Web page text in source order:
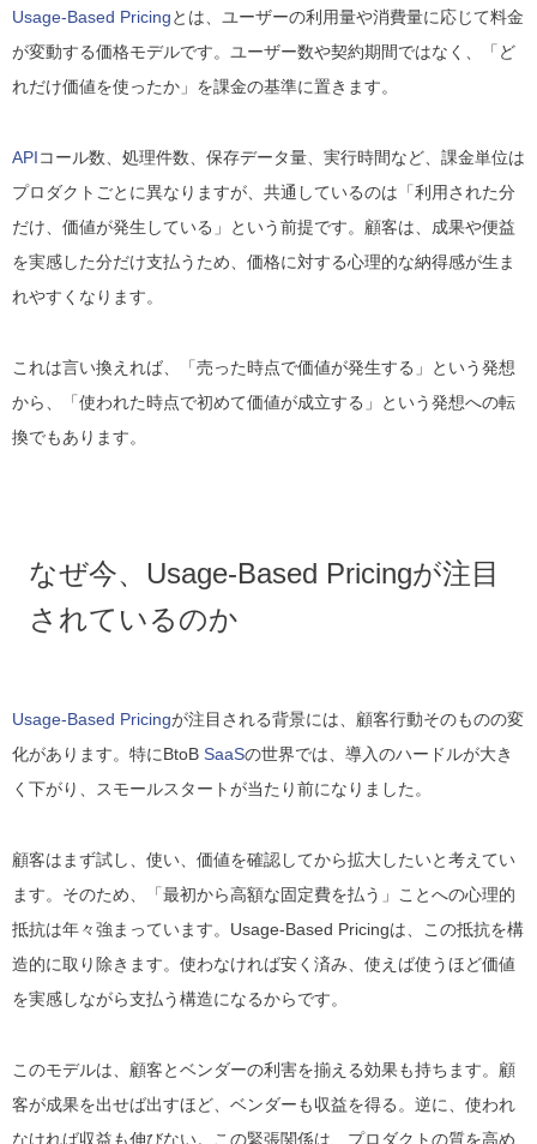
Usage-Based Pricingとは、ユーザーの利用量や消費量に応じて料金
が変動する価格モデルです。ユーザー数や契約期間ではなく、「ど
れだけ価値を使ったか」を課金の基準に置きます。
APIコール数、処理件数、保存データ量、実行時間など、課金単位は
プロダクトごとに異なりますが、共通しているのは「利用された分
だけ、価値が発生している」という前提です。顧客は、成果や便益
を実感した分だけ支払うため、価格に対する心理的な納得感が生ま
れやすくなります。
これは言い換えれば、「売った時点で価値が発生する」という発想
から、「使われた時点で初めて価値が成立する」という発想への転
換でもあります。
なぜ今、Usage-Based Pricingが注目
されているのか
Usage-Based Pricingが注目される背景には、顧客行動そのものの変
化があります。特にBtoB SaaSの世界では、導入のハードルが大き
く下がり、スモールスタートが当たり前になりました。
顧客はまず試し、使い、価値を確認してから拡大したいと考えてい
ます。そのため、「最初から高額な固定費を払う」ことへの心理的
抵抗は年々強まっています。Usage-Based Pricingは、この抵抗を構
造的に取り除きます。使わなければ安く済み、使えば使うほど価値
を実感しながら支払う構造になるからです。
このモデルは、顧客とベンダーの利害を揃える効果も持ちます。顧
客が成果を出せば出すほど、ベンダーも収益を得る。逆に、使われ
なければ収益も伸びない。この緊張関係は、プロダクトの質を高め